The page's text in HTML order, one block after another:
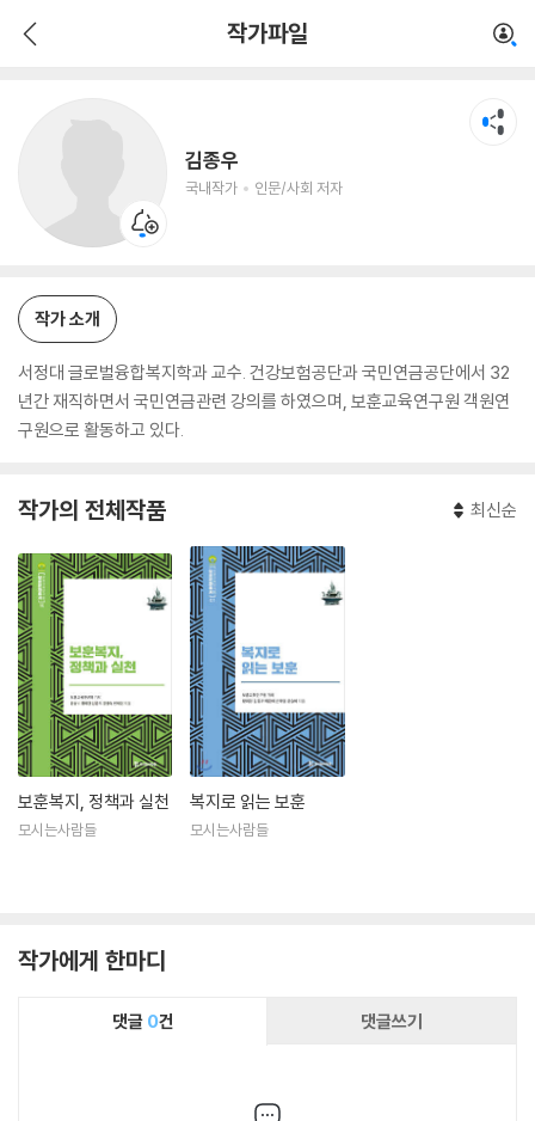
작가파일
김종우
국내작가 인문/사회 저자
인문/사회 저자
작가 소개
서정대 글로벌융합복지학과 교수. 건강보험공단과 국민연금공단에서 32
년간 재직하면서 국민연금관련 강의를 하였으며, 보훈교육연구원 객원연
구원으로 활동하고 있다.
작가의 전체작품 최신순
보훈복지, 정책과 실천
모시는사람들
복지로 읽는 보훈
모시는사람들
작가에게 한마디
댓글 0건 댓글쓰기